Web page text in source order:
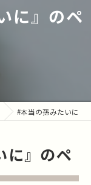
に』のペ
#本当の孫みたいに
に』のペ